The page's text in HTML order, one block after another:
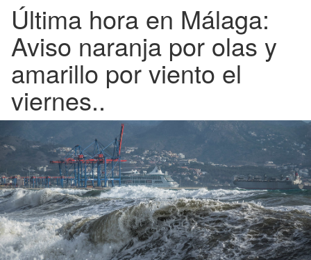
Última hora en Málaga:
Aviso naranja por olas y
amarillo por viento el
viernes..